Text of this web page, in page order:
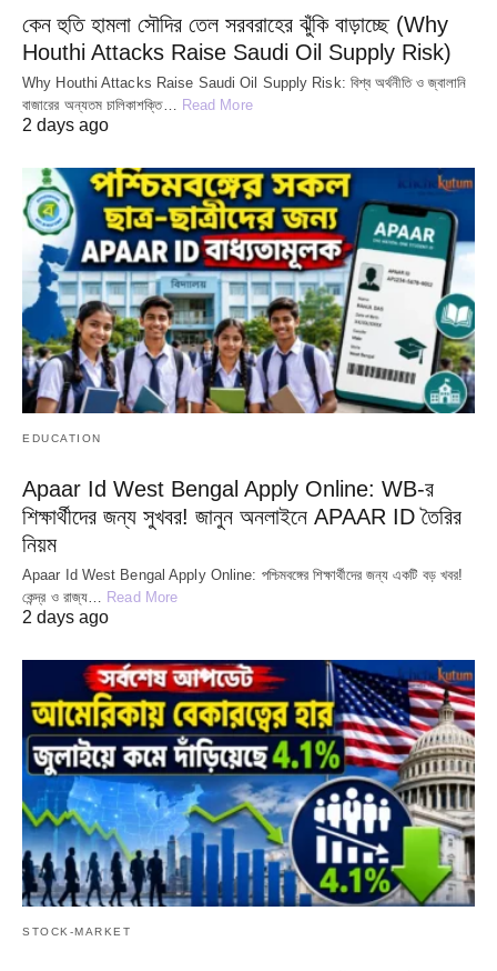
কেন হুতি হামলা সৌদির তেল সরবরাহের ঝুঁকি বাড়াচ্ছে (Why
Houthi Attacks Raise Saudi Oil Supply Risk)
Why Houthi Attacks Raise Saudi Oil Supply Risk: বিশ্ব অর্থনীতি ও জ্বালানি
বাজারের অন্যতম চালিকাশক্তি… Read More
2 days ago
EDUCATION
Apaar Id West Bengal Apply Online: WB-র
শিক্ষার্থীদের জন্য সুখবর! জানুন অনলাইনে APAAR ID তৈরির
নিয়ম
Apaar Id West Bengal Apply Online: পশ্চিমবঙ্গের শিক্ষার্থীদের জন্য একটি বড় খবর!
কেন্দ্র ও রাজ্য… Read More
2 days ago
STOCK-MARKET